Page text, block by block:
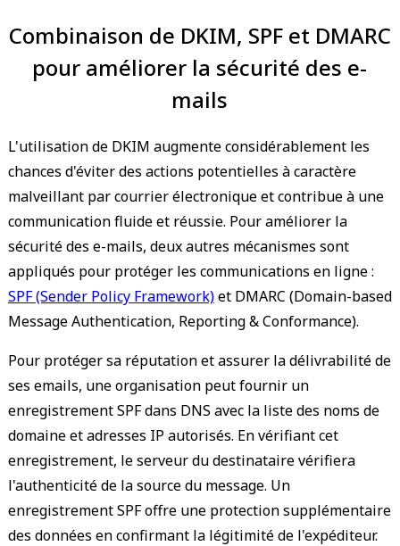
Combinaison de DKIM, SPF et DMARC
pour améliorer la sécurité des e-
mails
L'utilisation de DKIM augmente considérablement les
chances d'éviter des actions potentielles à caractère
malveillant par courrier électronique et contribue à une
communication fluide et réussie. Pour améliorer la
sécurité des e-mails, deux autres mécanismes sont
appliqués pour protéger les communications en ligne :
SPF (Sender Policy Framework)et DMARC (Domain-based
Message Authentication, Reporting & Conformance).
Pour protéger sa réputation et assurer la délivrabilité de
ses emails, une organisation peut fournir un
enregistrement SPF dans DNS avec la liste des noms de
domaine et adresses IP autorisés. En vérifiant cet
enregistrement, le serveur du destinataire vérifiera
l'authenticité de la source du message. Un
enregistrement SPF offre une protection supplémentaire
des données en confirmant la légitimité de l'expéditeur.